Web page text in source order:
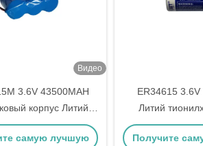
Видео
3.6V 43500MAH
корпус Литий
батарея
долговечную
самую лучшую
ER34615
Литий
батарея
SOCl2
Получите